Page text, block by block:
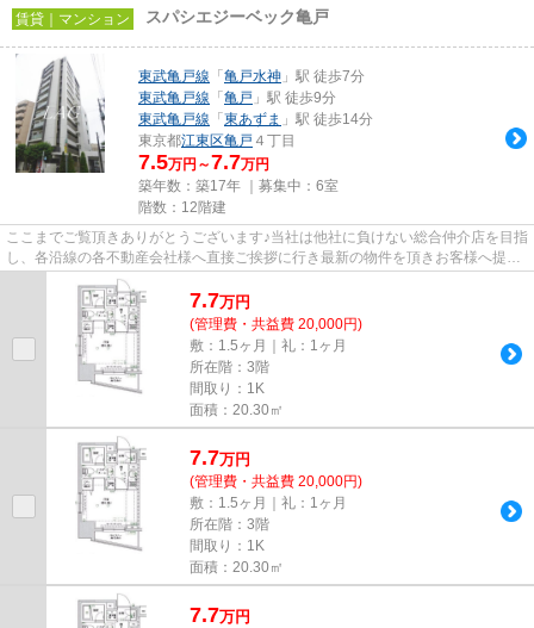
賃貸｜マンション スパシエジーベック亀戸
東武亀戸線 「 亀戸水神 」駅 徒歩7分
東武亀戸線 「 亀戸 」駅 徒歩9分
東武亀戸線 「 東あずま 」駅 徒歩14分
東京都江東区亀戸 ４丁目
7.5万円～7.7万円
築年数：築17年 ｜募集中： 6室
階数：12階建
ここまでご覧頂きありがとうございます♪当社は他社に負けない総合仲介店を目指
し、各沿線の各不動産会社様へ直接ご挨拶に行き最新の物件を頂きお客様へ提供
しております！最新の情報は...
7.7万円
(管理費・共益費 20,000円)
敷：1.5ヶ月｜礼：1ヶ月
所在階：3階
間取り：1K
面積：20.30㎡
7.7万円
(管理費・共益費 20,000円)
敷：1.5ヶ月｜礼：1ヶ月
所在階：3階
間取り：1K
面積：20.30㎡
7.7万円